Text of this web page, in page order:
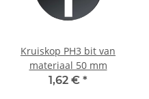
Kruiskop PH3 bit van
materiaal 50 mm
1,62 € *